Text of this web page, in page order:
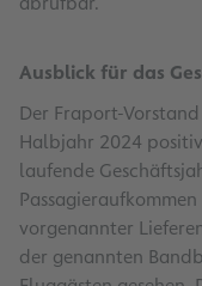
Ausblick für das
Der Fraport-
Halbjahr 2024
laufende
vorgenannter
der genannten